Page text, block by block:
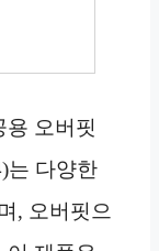
용 오버핏
는 다양한
, 오버핏으